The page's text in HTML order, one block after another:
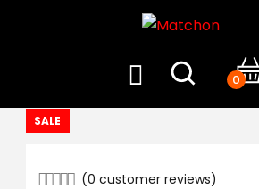
0
SALE
(0 customer reviews)